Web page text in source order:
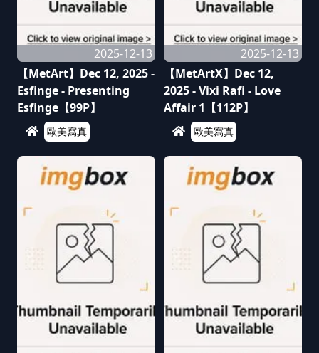
2025-12-13
【MetArt】Dec 12, 2025 -
Esfinge - Presenting
Esfinge【99P】
歐美寫真
2025-12-13
【MetArtX】Dec 12,
2025 - Vixi Rafi - Love
Affair 1【112P】
歐美寫真